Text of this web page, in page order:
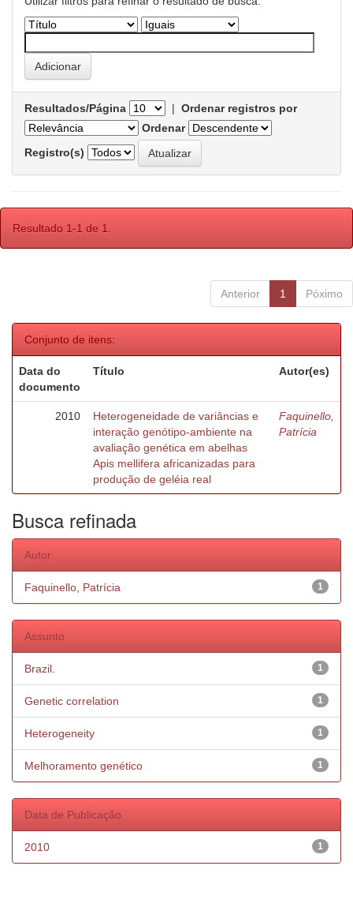
Resultados/Página | Ordenar registros por
Ordenar
Registro(s)
Resultado 1-1 de 1.
Anterior 1 Póximo
Conjunto de itens:
Data do
documento
Título Autor(es)
2010
Heterogeneidade de variâncias e
interação genótipo-ambiente na
avaliação genética em abelhas
Apis mellifera africanizadas para
produção de geléia real
Faquinello,
Patrícia
Busca refinada
Autor
1
Faquinello, Patrícia
Assunto
1
Brazil.
1
Genetic correlation
1
Heterogeneity
1
Melhoramento genético
Data de Publicação
1
2010